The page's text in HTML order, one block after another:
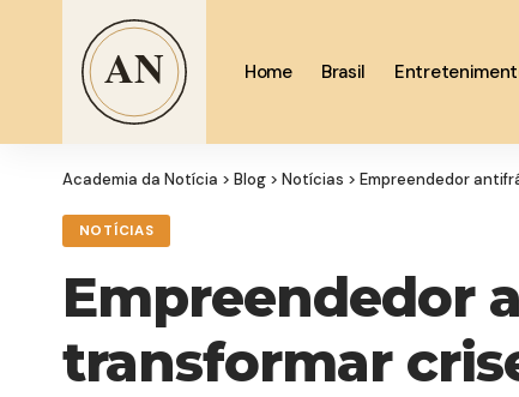
Home Brasil
Academia da Notícia > Blog > Notícias > Empreendedor
NOTÍCIAS
Empreendedor
transformar